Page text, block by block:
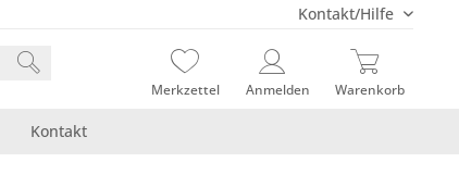
Kontakt/Hilfe
Merkzettel Anmelden Warenkorb
Kontakt